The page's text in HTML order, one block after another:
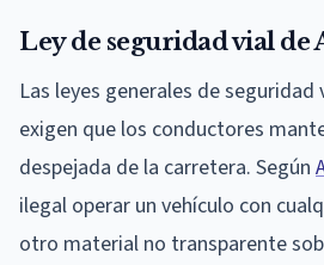
Ley de seguridad vial de
Las leyes generales de seguridad
exigen que los conductores
despejada de la carretera. Según
ilegal operar un vehículo con
otro material no transparente